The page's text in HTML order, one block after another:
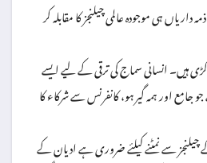
ہی موجودہ عالمی چیلنجز کا مقابلہ کر
کڑی ہیں۔ انسانی سماج کی ترقی کے لیے ایسے
اور ہمہ گیر ہو، کانفرنس سے شرکاء کا
چیلنجز سے نمٹنے کیلئے ضروری ہے ادیان کے